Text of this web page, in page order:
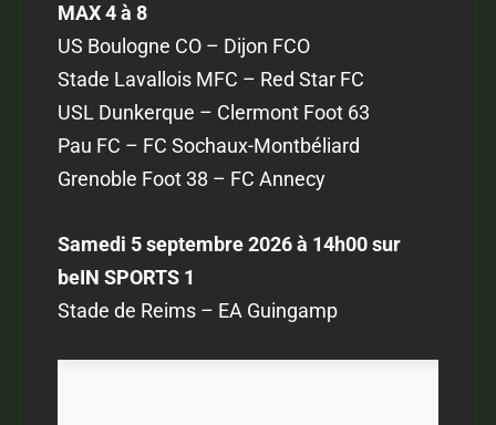
MAX 4 à 8
US Boulogne CO – Dijon FCO
Stade Lavallois MFC – Red Star FC
USL Dunkerque – Clermont Foot 63
Pau FC – FC Sochaux-Montbéliard
Grenoble Foot 38 – FC Annecy
Samedi 5 septembre 2026 à 14h00 sur
beIN SPORTS 1
Stade de Reims – EA Guingamp